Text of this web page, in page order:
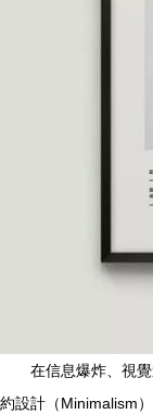
在信息爆炸、視
約設計（Minimalism